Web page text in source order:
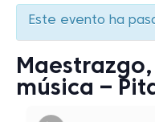
Este evento ha
música –